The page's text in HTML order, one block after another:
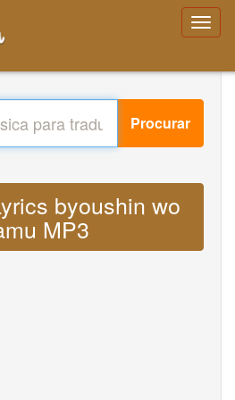
Procurar
byoushin wo
MP3